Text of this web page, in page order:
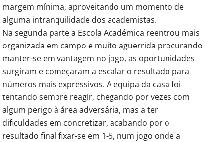
margem mínima, aproveitando um momento de
alguma intranquilidade dos academistas.
Na segunda parte a Escola Académica reentrou mais
organizada em campo e muito aguerrida procurando
manter-se em vantagem no jogo, as oportunidades
surgiram e começaram a escalar o resultado para
números mais expressivos. A equipa da casa foi
tentando sempre reagir, chegando por vezes com
algum perigo à área adversária, mas a ter
dificuldades em concretizar, acabando por o
resultado final fixar-se em 1-5, num jogo onde a